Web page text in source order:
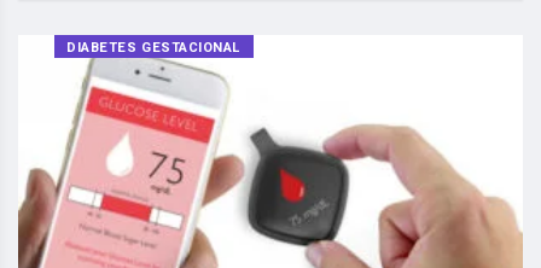
DIABETES GESTACIONAL